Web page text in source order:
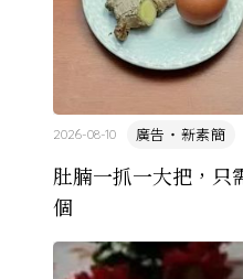
肚腩一抓一大把，只
個
廣告・新素簡
2026-08-10